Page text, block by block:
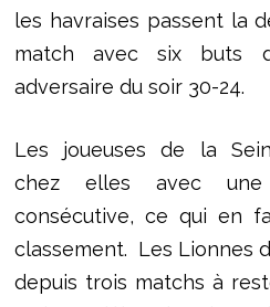
les havraises passent la
match avec six buts
adversaire du soir 30-24.
Les joueuses de la
chez elles avec une
consécutive, ce qui en
classement. Les Lionnes
depuis trois matchs à